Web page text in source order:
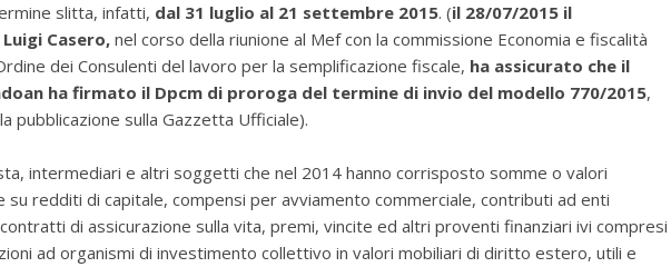
slitta, infatti, dal 31 luglio al 21 settembre 2015. (il 28/07/2015 il
Casero, nel corso della riunione al Mef con la commissione Economia e fiscalità
dei Consulenti del lavoro per la semplificazione fiscale, ha assicurato che il
ha firmato il Dpcm di proroga del termine di invio del modello 770/2015,
pubblicazione sulla Gazzetta Ufficiale).
intermediari e altri soggetti che nel 2014 hanno corrisposto somme o valori
redditi di capitale, compensi per avviamento commerciale, contributi ad enti
di assicurazione sulla vita, premi, vincite ed altri proventi finanziari ivi compresi
ad organismi di investimento collettivo in valori mobiliari di diritto estero, utili e